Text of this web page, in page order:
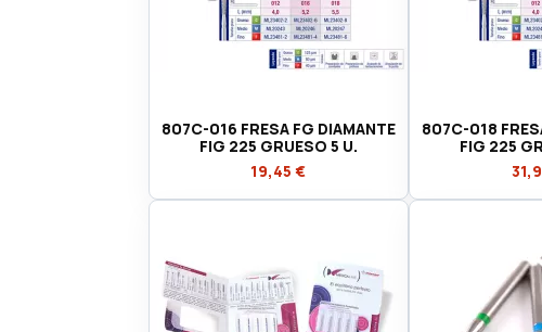
807C-016 FRESA FG DIAMANTE
FIG 225 GRUESO 5 U.
19,45 €
807C-018
FIG 225